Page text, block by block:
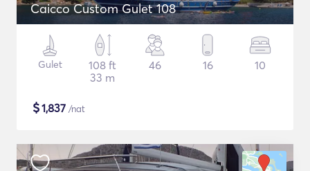
Caicco Custom Gulet 108
Gulet
108 ft
33 m
46 16 10
$1,837 /nat